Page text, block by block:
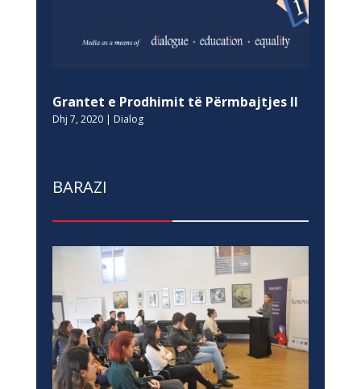
Grantet e Prodhimit të Përmbajtjes II
Dhj 7, 2020| Dialog
BARAZI